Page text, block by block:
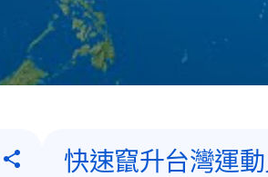
快速竄升台灣運